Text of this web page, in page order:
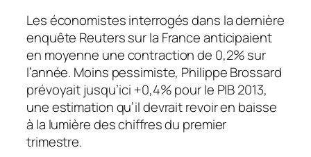
Les économistes interrogés dans la dernière
enquête Reuters sur la France anticipaient
en moyenne une contraction de 0,2% sur
l’année. Moins pessimiste, Philippe Brossard
prévoyait jusqu’ici +0,4% pour le PIB 2013,
une estimation qu’il devrait revoir en baisse
à la lumière des chiffres du premier
trimestre.